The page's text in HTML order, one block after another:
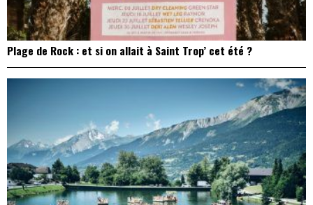
Plage de Rock : et si on allait à Saint Trop’ cet été ?